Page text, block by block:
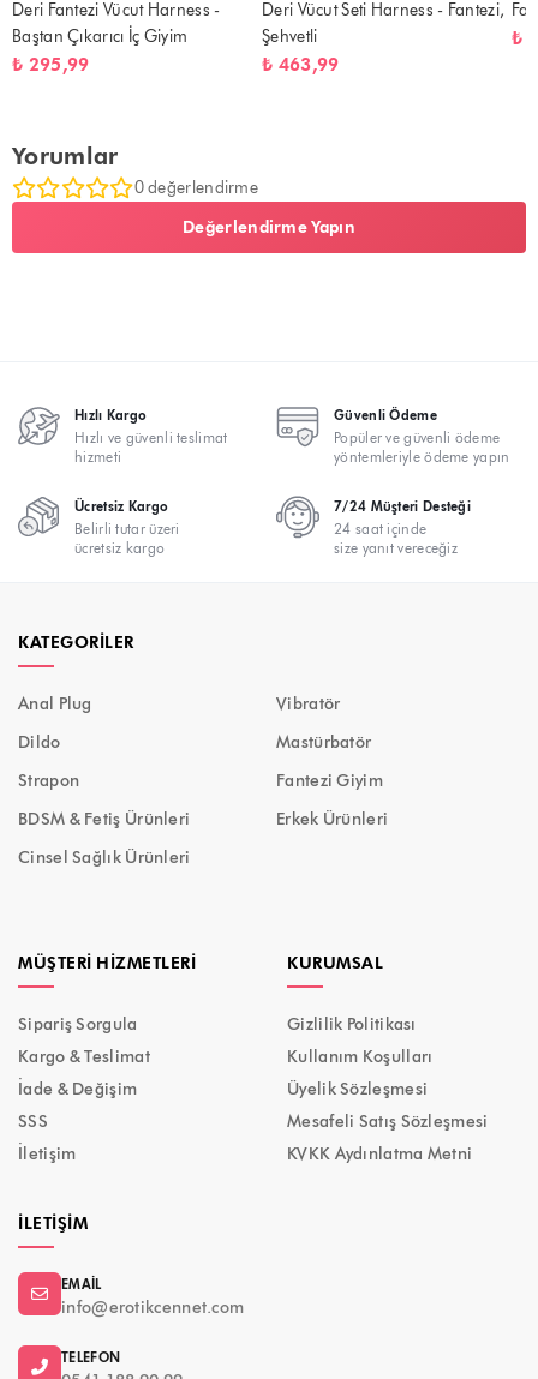
Deri Fantezi Vücut Harness -
Baştan Çıkarıcı İç Giyim
₺ 295,99
Deri Vücut Seti Harness - Fantezi,
Şehvetli
₺ 463,99
₺
Yorumlar
0 değerlendirme
Değerlendirme Yapın
Hızlı Kargo
Hızlı ve güvenli teslimat
hizmeti
Güvenli Ödeme
Popüler ve güvenli ödeme
yöntemleriyle ödeme yapın
Ücretsiz Kargo
Belirli tutar üzeri
ücretsiz kargo
7/24 Müşteri Desteği
24 saat içinde
size yanıt vereceğiz
KATEGORILER
Anal Plug
Vibratör
Dildo
Mastürbatör
Strapon
Fantezi Giyim
BDSM & Fetiş Ürünleri
Erkek Ürünleri
Cinsel Sağlık Ürünleri
MÜŞTERI HIZMETLERI
Sipariş Sorgula
Kargo & Teslimat
İade & Değişim
SSS
İletişim
KURUMSAL
Gizlilik Politikası
Kullanım Koşulları
Üyelik Sözleşmesi
Mesafeli Satış Sözleşmesi
KVKK Aydınlatma Metni
İLETIŞIM
EMAIL
info@erotikcennet.com
TELEFON